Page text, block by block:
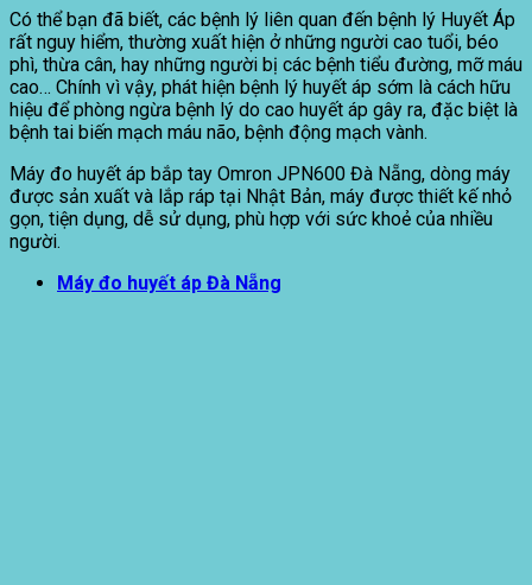
Có thể bạn đã biết, các bệnh lý liên quan đến bệnh lý Huyết Áp
rất nguy hiểm, thường xuất hiện ở những người cao tuổi, béo
phì, thừa cân, hay những người bị các bệnh tiểu đường, mỡ máu
cao… Chính vì vậy, phát hiện bệnh lý huyết áp sớm là cách hữu
hiệu để phòng ngừa bệnh lý do cao huyết áp gây ra, đặc biệt là
bệnh tai biến mạch máu não, bệnh động mạch vành.
Máy đo huyết áp bắp tay Omron JPN600 Đà Nẵng, dòng máy
được sản xuất và lắp ráp tại Nhật Bản, máy được thiết kế nhỏ
gọn, tiện dụng, dễ sử dụng, phù hợp với sức khoẻ của nhiều
người.
Máy đo huyết áp Đà Nẵng